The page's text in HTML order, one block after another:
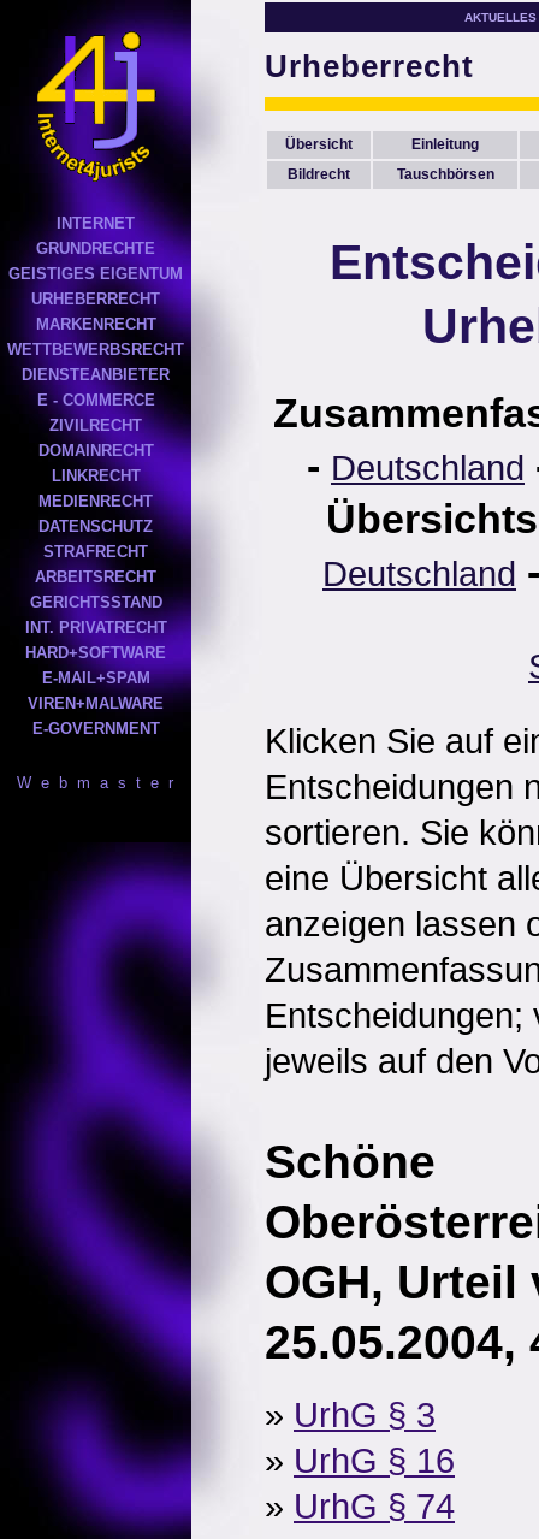
INTERNET
GRUNDRECHTE
GEISTIGES EIGENTUM
URHEBERRECHT
MARKENRECHT
WETTBEWERBSRECHT
DIENSTEANBIETER
E - COMMERCE
ZIVILRECHT
DOMAINRECHT
LINKRECHT
MEDIENRECHT
DATENSCHUTZ
STRAFRECHT
ARBEITSRECHT
GERICHTSSTAND
INT. PRIVATRECHT
HARD+SOFTWARE
E-MAIL+SPAM
VIREN+MALWARE
E-GOVERNMENT
W e b m a s t e r
AKTUELLES
Urheberrecht
Übersicht
Einleitung
Bildrecht
Tauschbörsen
- Deutschland
Deutschland
Klicken Sie auf
Entscheidungen
sortieren. Sie
eine Übersicht
anzeigen lassen
Entscheidungen;
jeweils auf den
Schöne
OGH, Urteil
25.05.2004,
» UrhG § 3
» UrhG § 16
» UrhG § 74